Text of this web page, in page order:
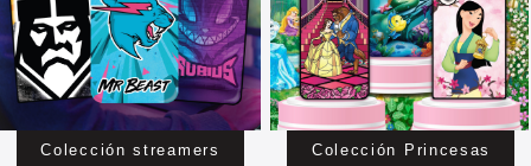
Colección streamers Colección Princesas